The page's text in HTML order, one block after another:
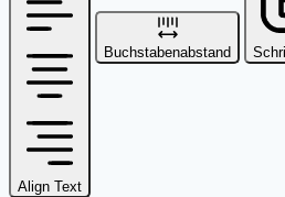
Align Text
Buchstabenabstand